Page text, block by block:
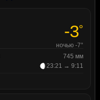
-3°
ночью -7°
745 мм
23:21 → 9:11